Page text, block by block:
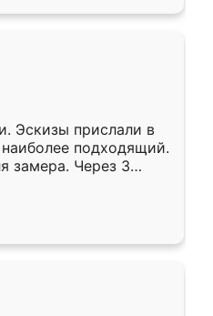
Эскизы прислали в
подходящий.
замера. Через 3
готова. Остались
Ренессанс
работу!